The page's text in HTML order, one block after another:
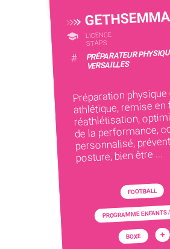
LICENCE
STAPS
# PRÉPARATEUR
VERSAILLES
Préparation physique
athlétique, remise
réathlétisation,
de la performance,
personnalisé,
posture, bien être ...
FOOTBALL
PROGRAMME ENFANTS
BOXE +